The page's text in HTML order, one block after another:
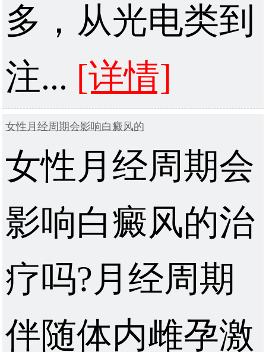
多，从光电类到
注... [详情]
女性月经周期会影响白癜风的
女性月经周期会
影响白癜风的治
疗吗?月经周期
伴随体内雌孕激